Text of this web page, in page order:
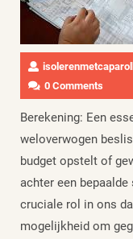
0 Comments
Berekening: Een
weloverwogen
budget opstelt of
achter een
cruciale rol in ons
mogelijkheid om